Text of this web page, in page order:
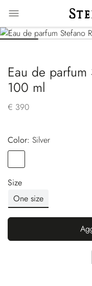
Eau de
100 ml
€ 390
Color:
silver
Size
One size